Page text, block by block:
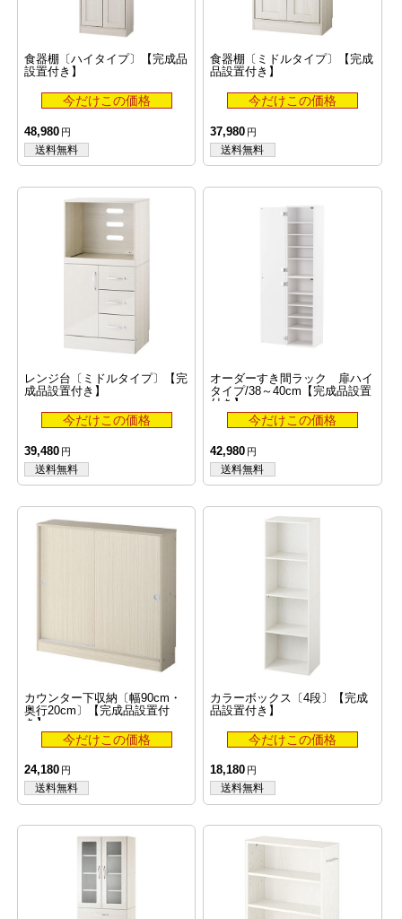
食器棚〔ハイタイプ〕【完成品
設置付き】
48,980
食器棚〔ミドルタイプ〕【完成
品設置付き】
37,980
レンジ台〔ミドルタイプ〕【完
成品設置付き】
39,480
オーダーすき間ラック 扉ハイ
タイプ/38～40cm【完成品設置
付き】
42,980
カウンター下収納〔幅90cm・
奥行20cm〕【完成品設置付
き】
24,180
カラーボックス〔4段〕【完成
品設置付き】
18,180